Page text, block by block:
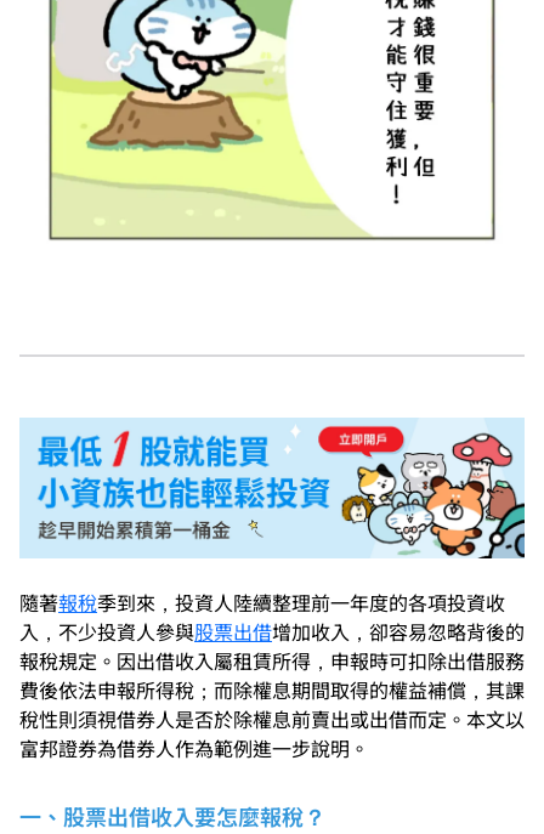
隨著報稅季到來，投資人陸續整理前一年度的各項投資收
入，不少投資人參與股票出借增加收入，卻容易忽略背後的
報稅規定。因出借收入屬租賃所得，申報時可扣除出借服務
費後依法申報所得稅；而除權息期間取得的權益補償，其課
稅性則須視借券人是否於除權息前賣出或出借而定。本文以
富邦證券為借券人作為範例進一步說明。
一、股票出借收入要怎麼報稅？